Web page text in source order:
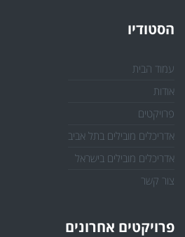
הסטודיו
עמוד הבית
אודות
פרויקטים
אדריכלים מובילים בתל אביב
אדריכלים מובילים בישראל
צור קשר
פרויקטים אחרונים